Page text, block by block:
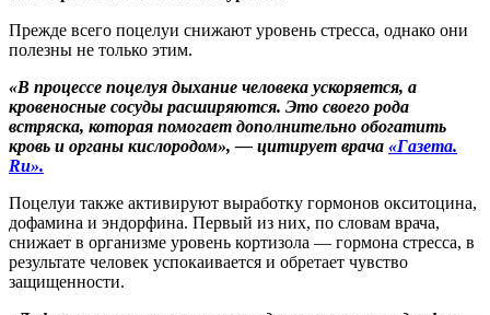
Прежде всего поцелуи снижают уровень стресса, однако они
полезны не только этим.
«В процессе поцелуя дыхание человека ускоряется, а
кровеносные сосуды расширяются. Это своего рода
встряска, которая помогает дополнительно обогатить
кровь и органы кислородом», — цитирует врача «Газета.
Ru».
Поцелуи также активируют выработку гормонов окситоцина,
дофамина и эндорфина. Первый из них, по словам врача,
снижает в организме уровень кортизола — гормона стресса, в
результате человек успокаивается и обретает чувство
защищенности.